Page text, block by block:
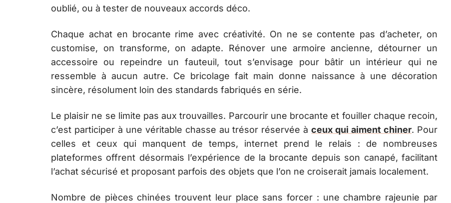
oublié, ou à tester de nouveaux accords déco.
Chaque achat en brocante rime avec créativité. On ne se contente pas d’acheter, on
customise, on transforme, on adapte. Rénover une armoire ancienne, détourner un
accessoire ou repeindre un fauteuil, tout s’envisage pour bâtir un intérieur qui ne
ressemble à aucun autre. Ce bricolage fait main donne naissance à une décoration
sincère, résolument loin des standards fabriqués en série.
Le plaisir ne se limite pas aux trouvailles. Parcourir une brocante et fouiller chaque recoin,
c’est participer à une véritable chasse au trésor réservée àceux qui aiment chiner. Pour
celles et ceux qui manquent de temps, internet prend le relais : de nombreuses
plateformes offrent désormais l’expérience de la brocante depuis son canapé, facilitant
l’achat sécurisé et proposant parfois des objets que l’on ne croiserait jamais localement.
Nombre de pièces chinées trouvent leur place sans forcer : une chambre rajeunie par